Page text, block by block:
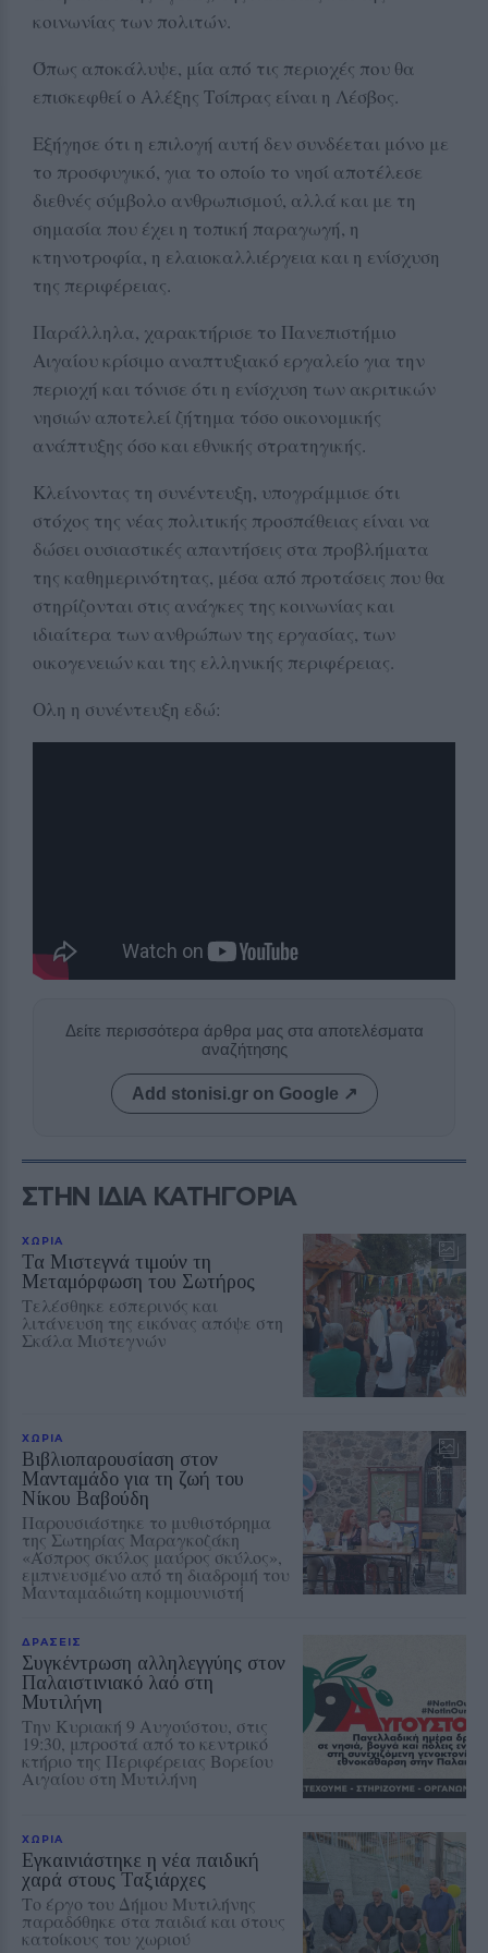
κοινωνίας των πολιτών.
Όπως αποκάλυψε, μία από τις περιοχές που θα
επισκεφθεί ο Αλέξης Τσίπρας είναι η Λέσβος.
Εξήγησε ότι η επιλογή αυτή δεν συνδέεται μόνο με
το προσφυγικό, για το οποίο το νησί αποτέλεσε
διεθνές σύμβολο ανθρωπισμού, αλλά και με τη
σημασία που έχει η τοπική παραγωγή, η
κτηνοτροφία, η ελαιοκαλλιέργεια και η ενίσχυση
της περιφέρειας.
Παράλληλα, χαρακτήρισε το Πανεπιστήμιο
Αιγαίου κρίσιμο αναπτυξιακό εργαλείο για την
περιοχή και τόνισε ότι η ενίσχυση των ακριτικών
νησιών αποτελεί ζήτημα τόσο οικονομικής
ανάπτυξης όσο και εθνικής στρατηγικής.
Κλείνοντας τη συνέντευξη, υπογράμμισε ότι
στόχος της νέας πολιτικής προσπάθειας είναι να
δώσει ουσιαστικές απαντήσεις στα προβλήματα
της καθημερινότητας, μέσα από προτάσεις που θα
στηρίζονται στις ανάγκες της κοινωνίας και
ιδιαίτερα των ανθρώπων της εργασίας, των
οικογενειών και της ελληνικής περιφέρειας.
Ολη η συνέντευξη εδώ:
Δείτε περισσότερα άρθρα μας στα αποτελέσματα
αναζήτησης
Add stonisi.gr on Google ↗
ΣΤΗΝ ΙΔΙΑ ΚΑΤΗΓΟΡΙΑ
ΧΩΡΙΑ
Τα Μιστεγνά τιμούν τη
Μεταμόρφωση του Σωτήρος
Τελέσθηκε εσπερινός και
λιτάνευση της εικόνας απόψε στη
Σκάλα Μιστεγνών
ΧΩΡΙΑ
Βιβλιοπαρουσίαση στον
Μανταμάδο για τη ζωή του
Νίκου Βαβούδη
Παρουσιάστηκε το μυθιστόρημα
της Σωτηρίας Μαραγκοζάκη
«Άσπρος σκύλος μαύρος σκύλος»,
εμπνευσμένο από τη διαδρομή του
Μανταμαδιώτη κομμουνιστή
ΔΡΑΣΕΙΣ
Συγκέντρωση αλληλεγγύης στον
Παλαιστινιακό λαό στη
Μυτιλήνη
Την Κυριακή 9 Αυγούστου, στις
19:30, μπροστά από το κεντρικό
κτήριο της Περιφέρειας Βορείου
Αιγαίου στη Μυτιλήνη
ΧΩΡΙΑ
Εγκαινιάστηκε η νέα παιδική
χαρά στους Ταξιάρχες
Το έργο του Δήμου Μυτιλήνης
παραδόθηκε στα παιδιά και στους
κατοίκους του χωριού